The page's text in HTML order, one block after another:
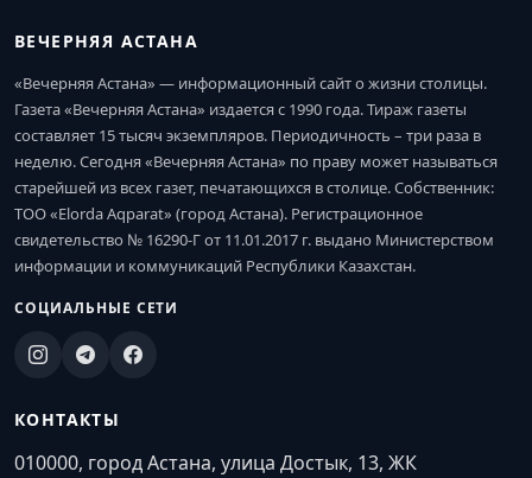
ВЕЧЕРНЯЯ АСТАНА
«Вечерняя Астана» — информационный сайт о жизни столицы.
Газета «Вечерняя Астана» издается с 1990 года. Тираж газеты
составляет 15 тысяч экземпляров. Периодичность – три раза в
неделю. Сегодня «Вечерняя Астана» по праву может называться
старейшей из всех газет, печатающихся в столице. Собственник:
ТОО «Elorda Aqparat» (город Астана). Регистрационное
свидетельство № 16290-Г от 11.01.2017 г. выдано Министерством
информации и коммуникаций Республики Казахстан.
СОЦИАЛЬНЫЕ СЕТИ
КОНТАКТЫ
010000, город Астана, улица Достык, 13, ЖК